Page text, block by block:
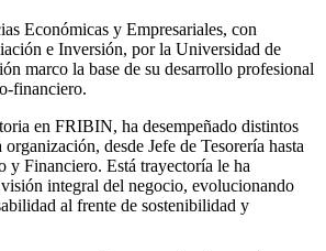
Económicas y Empresariales, con
e Inversión, por la Universidad de
marco la base de su desarrollo profesional
financiero.
en FRIBIN, ha desempeñado distintos
desde Jefe de Tesorería hasta
Financiero. Está trayectoría le ha
integral del negocio, evolucionando
al frente de sostenibilidad y